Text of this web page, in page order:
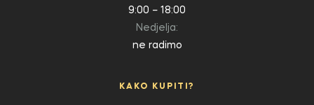
9:00 – 18:00
Nedjelja:
ne radimo
KAKO KUPITI?